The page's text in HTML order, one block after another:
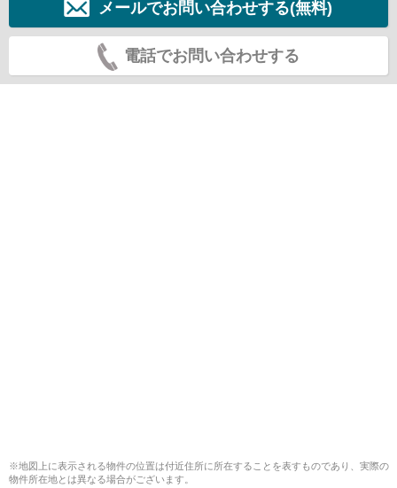
メールでお問い合わせする(無料)
電話でお問い合わせする
※地図上に表示される物件の位置は付近住所に所在することを表すものであり、実際の
物件所在地とは異なる場合がございます。